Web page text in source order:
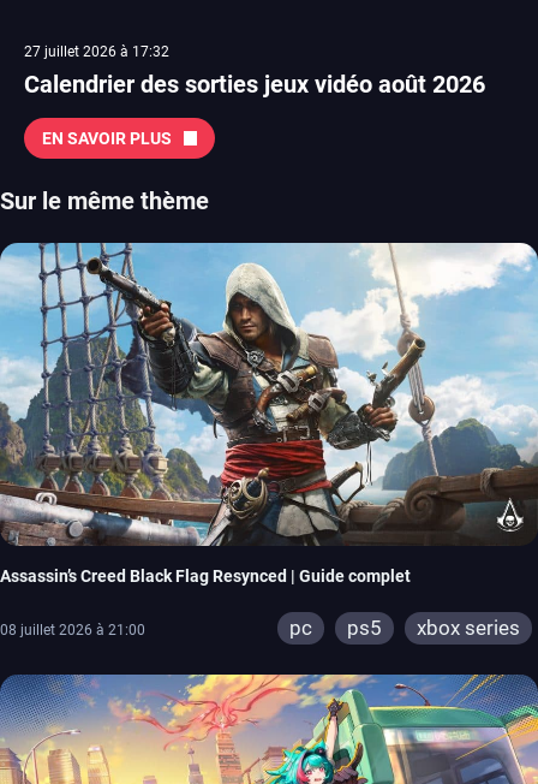
27 juillet 2026 à 17:32
Calendrier des sorties jeux vidéo août 2026
EN SAVOIR PLUS
Sur le même thème
Assassin’s Creed Black Flag Resynced | Guide complet
08 juillet 2026 à 21:00 pc ps5 xbox series